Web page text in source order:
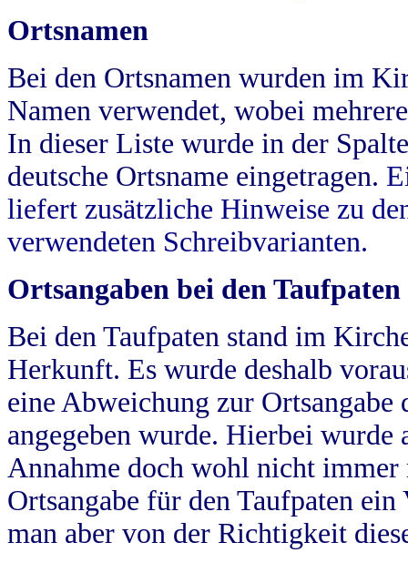
Ortsnamen
Bei den Ortsnamen wurden im
Namen verwendet, wobei
In dieser Liste wurde in der
deutsche Ortsname eingetragen.
liefert zusätzliche Hinweise zu
verwendeten Schreibvarianten.
Ortsangaben bei den Taufpaten
Bei den Taufpaten stand im
Herkunft. Es wurde deshalb
eine Abweichung zur
angegeben wurde. Hierbei wurde
Annahme doch wohl nicht
Ortsangabe für den Taufpaten
man aber von der Richtigkeit